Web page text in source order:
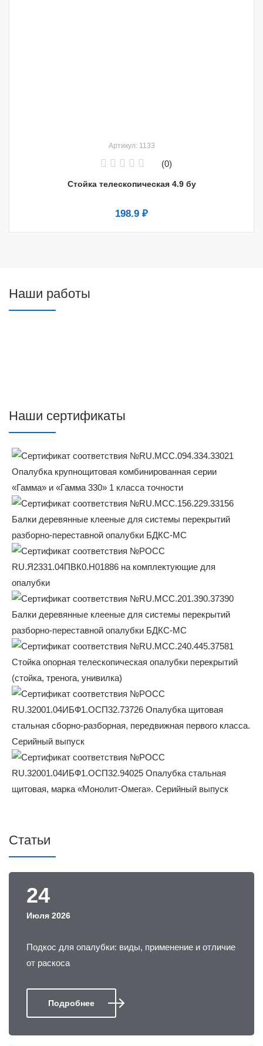
Артикул: 1133
(0)
Стойка телескопическая 4.9 бу
198.9 ₽
Наши работы
Наши сертификаты
Статьи
24
Июля 2026
Подкос для опалубки: виды, применение и отличие
от раскоса
Подробнее